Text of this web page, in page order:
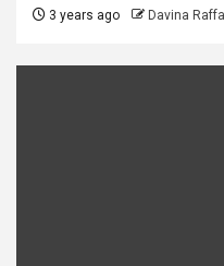
3 years ago Davina